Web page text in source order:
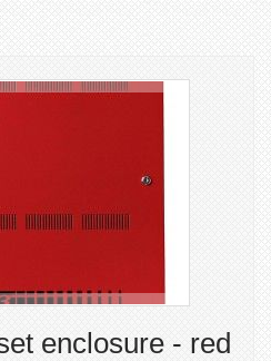
enclosure - red